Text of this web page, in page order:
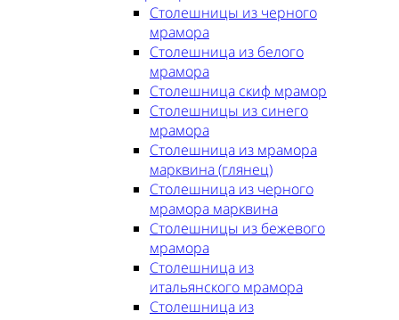
Столешницы из черного
мрамора
Столешница из белого
мрамора
Столешница скиф мрамор
Столешницы из синего
мрамора
Столешница из мрамора
марквина (глянец)
Столешница из черного
мрамора марквина
Столешницы из бежевого
мрамора
Столешница из
итальянского мрамора
Столешница из